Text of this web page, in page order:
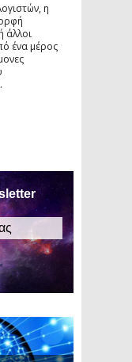
η
άλλοι
ένα μέρος